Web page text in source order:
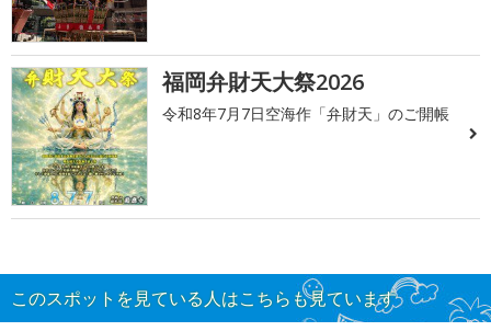
福岡弁財天大祭2026
令和8年7月7日空海作「弁財天」のご開帳
このスポットを見ている人はこちらも見ています